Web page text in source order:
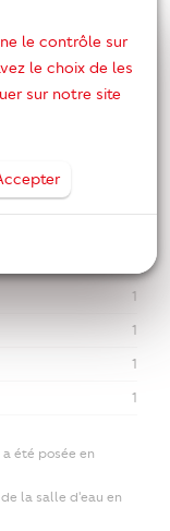
1
1
1
1
été posée en
la salle d'eau en
le contrôle sur
le choix de les
sur notre site